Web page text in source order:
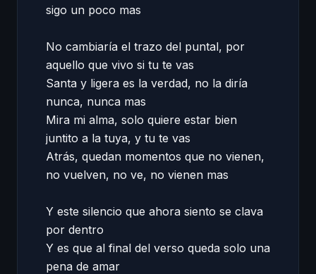
sigo un poco mas
No cambiaría el trazo del puntal, por
aquello que vivo si tu te vas
Santa y ligera es la verdad, no la diría
nunca, nunca mas
Mira mi alma, solo quiere estar bien
juntito a la tuya, y tu te vas
Atrás, quedan momentos que no vienen,
no vuelven, no ve, no vienen mas
Y este silencio que ahora siento se clava
por dentro
Y es que al final del verso queda solo una
pena de amar